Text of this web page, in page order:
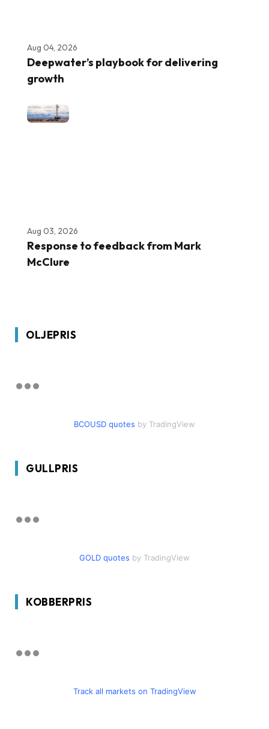
Aug 04, 2026
Deepwater’s playbook for delivering
growth
Aug 03, 2026
Response to feedback from Mark
McClure
OLJEPRIS
BCOUSD quotes by TradingView
GULLPRIS
GOLD quotes by TradingView
KOBBERPRIS
Track all markets on TradingView